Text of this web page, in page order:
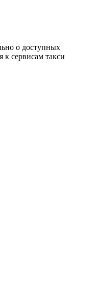
о доступных
сервисам такси